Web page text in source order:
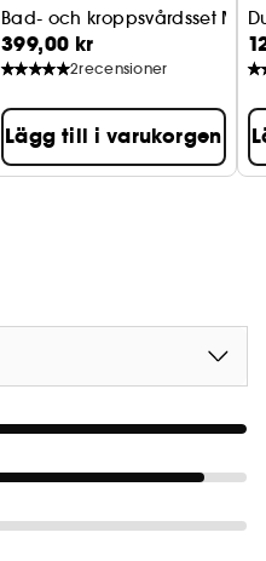
Bad- och kroppsvårdsset M
399,00 kr
2recensioner
Lägg till i varukorgen